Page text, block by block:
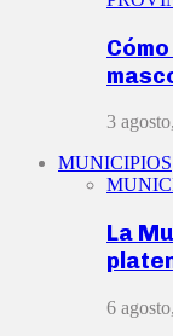
3
MUNICIPIOS
La
6